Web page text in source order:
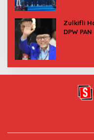
Zulkifli
DPW